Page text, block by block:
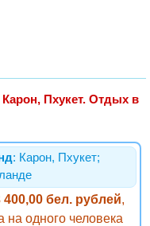
Пхукет. Отдых в
: Карон, Пхукет;
400,00 бел. рублей,
на одного человека